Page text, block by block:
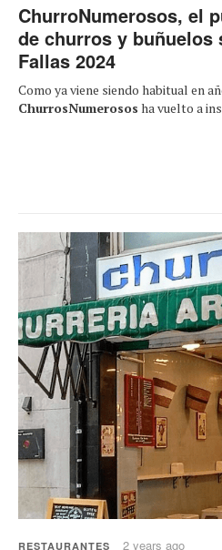
ChurroNumerosos, el
de churros y buñuelos
Fallas 2024
Como ya viene siendo habitual en
ChurrosNumerosos ha vuelto a
RESTAURANTES 2 years ago